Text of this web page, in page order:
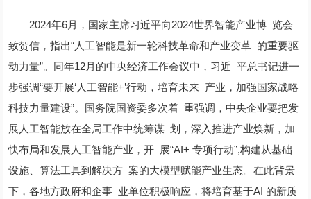
2024年6月，国家主席习近平向2024世界智能产业博 览会
致贺信，指出“人工智能是新一轮科技革命和产业变革 的重要驱
动力量”。同年12月的中央经济工作会议中，习近 平总书记进一
步强调“要开展‘人工智能+’行动，培育未来 产业，加强国家战略
科技力量建设”。国务院国资委多次着 重强调，中央企业要把发
展人工智能放在全局工作中统筹谋 划，深入推进产业焕新，加
快布局和发展人工智能产业，开 展“AI+ 专项行动”,构建从基础
设施、算法工具到解决方 案的大模型赋能产业生态。在此背景
下，各地方政府和企事 业单位积极响应，将培育基于AI 的新质